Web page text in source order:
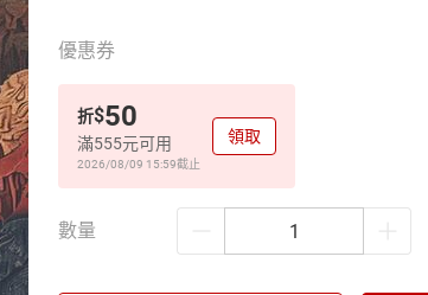
優惠券
折$50
滿555元可用
2026/08/09 15:59截止
領取
數量